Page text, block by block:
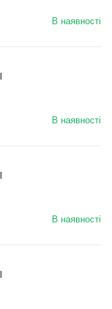
В наявності
В наявності
В наявності